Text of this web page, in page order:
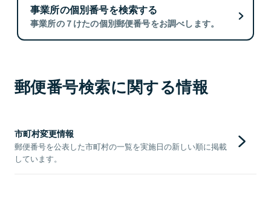
事業所の個別番号を検索する
事業所の７けたの個別郵便番号をお調べします。
郵便番号検索に関する情報
市町村変更情報
郵便番号を公表した市町村の一覧を実施日の新しい順に掲載
しています。